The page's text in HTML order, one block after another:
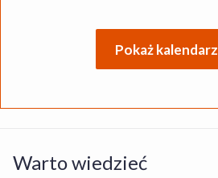
Pokaż kalendarz
Warto wiedzieć